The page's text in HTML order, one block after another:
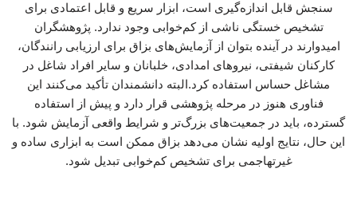
سنجش قابل اندازه‌گیری است، ابزار سریع و قابل اعتمادی برای
تشخیص خستگی ناشی از کم‌خوابی وجود ندارد. پژوهشگران
امیدوارند در آینده بتوان از آزمایش‌های بزاق برای ارزیابی رانندگان،
کارکنان شیفتی، نیروهای امدادی، خلبانان و سایر افراد شاغل در
مشاغل حساس استفاده کرد.البته دانشمندان تأکید می‌کنند این
فناوری هنوز در مرحله پژوهشی قرار دارد و پیش از استفاده
گسترده، باید در جمعیت‌های بزرگ‌تر و شرایط واقعی آزمایش شود. با
این حال، نتایج اولیه نشان می‌دهد بزاق ممکن است به ابزاری ساده و
غیرتهاجمی برای تشخیص کم‌خوابی تبدیل شود.